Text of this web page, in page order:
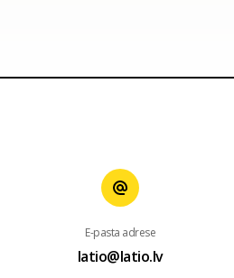
E-pasta adrese
latio@latio.lv